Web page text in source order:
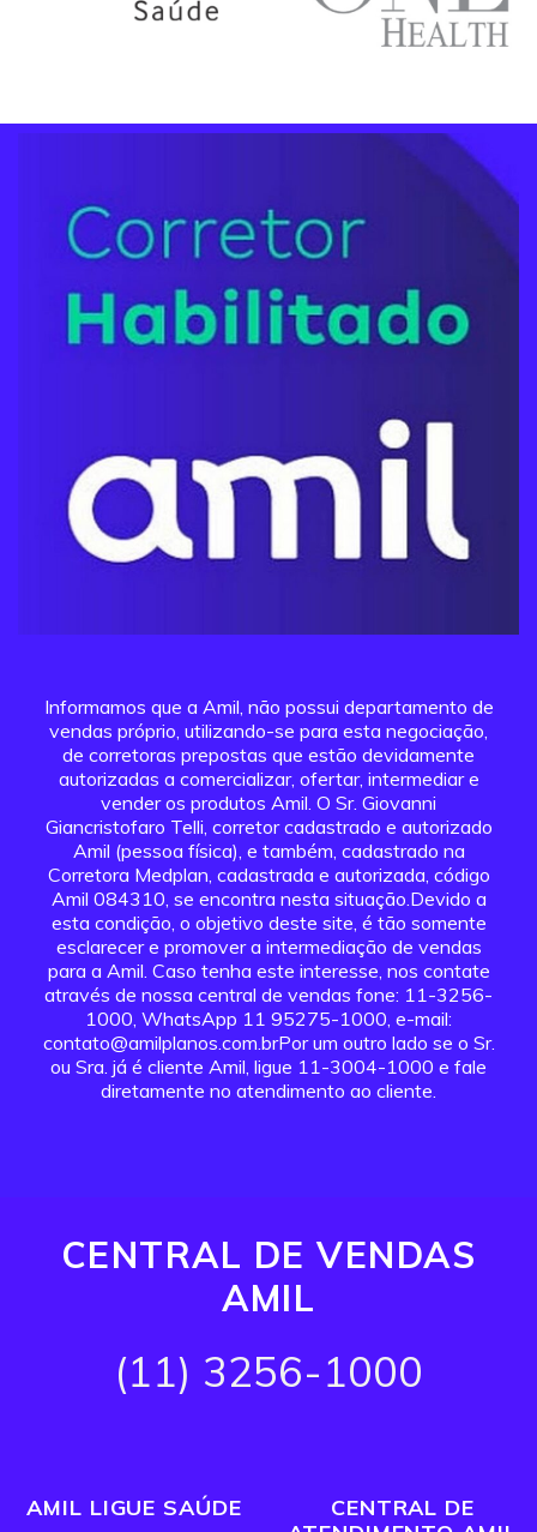
Informamos que a Amil, não possui departamento de
vendas próprio, utilizando-se para esta negociação,
de corretoras prepostas que estão devidamente
autorizadas a comercializar, ofertar, intermediar e
vender os produtos Amil. O Sr. Giovanni
Giancristofaro Telli, corretor cadastrado e autorizado
Amil (pessoa física), e também, cadastrado na
Corretora Medplan, cadastrada e autorizada, código
Amil 084310, se encontra nesta situação.Devido a
esta condição, o objetivo deste site, é tão somente
esclarecer e promover a intermediação de vendas
para a Amil. Caso tenha este interesse, nos contate
através de nossa central de vendas fone: 11-3256-
1000, WhatsApp 11 95275-1000, e-mail:
contato@amilplanos.com.brPor um outro lado se o Sr.
ou Sra. já é cliente Amil, ligue 11-3004-1000 e fale
diretamente no atendimento ao cliente.
CENTRAL DE VENDAS
AMIL
(11) 3256-1000
AMIL LIGUE SAÚDE
CENTRAL DE